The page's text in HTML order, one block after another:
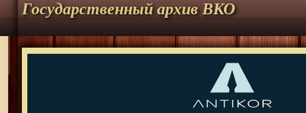
Государственный архив ВКО